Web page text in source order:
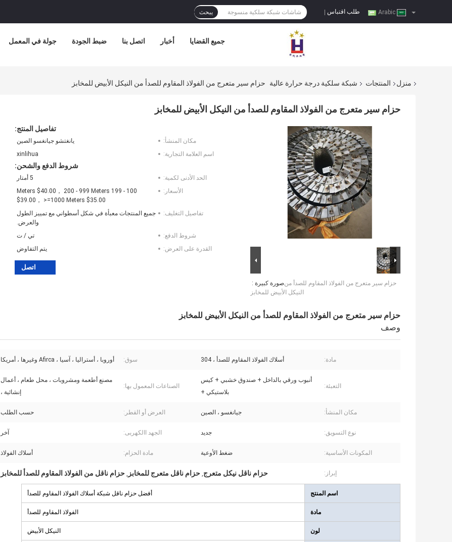
طلب اقتباس يبحث
جولة في المعمل ضبط الجودة اتصل بنا أخبار جميع القضايا
منزل المنتجات شبكة سلكية درجة حرارة عالية حزام سير متعرج من الفولاذ المقاوم للصدأ من النيكل الأبيض للمخابز
حزام سير متعرج من الفولاذ المقاوم للصدأ من النيكل الأبيض للمخابز
صورة كبيرة :حزام سير متعرج من الفولاذ المقاوم للصدأ من
النيكل الأبيض للمخابز
تفاصيل المنتج:
مكان المنشأ:
يانغتشو جيانغسو الصين
اسم العلامة التجارية:
xinlihua
شروط الدفع والشحن:
الحد الأدنى لكمية:
5 أمتار
الأسعار:
100 - 199 Meters $40.00， 200 - 999 Meters
$39.00， >=1000 Meters $35.00
تفاصيل التغليف:
جميع المنتجات معبأة في شكل أسطواني مع تمييز الطول
والعرض.
شروط الدفع:
تي / ت
القدرة على العرض:
يتم التفاوض
اتصل
حزام سير متعرج من الفولاذ المقاوم للصدأ من النيكل الأبيض للمخابز
وصف
مادة: أسلاك الفولاذ المقاوم للصدأ ، 304 سوق: أوروبا ، أستراليا ، آسيا ، Afirca وغيرها ، أمريكا
التعبئة:
أنبوب ورقي بالداخل + صندوق خشبي + كيس
بلاستيكي +
الصناعات المعمول بها:
مصنع أطعمة ومشروبات ، محل طعام ، أعمال
إنشائية ،
مكان المنشأ: جيانغسو ، الصين العرض أو القطر: حسب الطلب
نوع التسويق: جديد الجهد االكهربى: آخر
المكونات الأساسية: ضغط الأوعية مادة الحزام: أسلاك الفولاذ
إبراز: حزام ناقل نيكل متعرج, حزام ناقل متعرج للمخابز , حزام ناقل من الفولاذ المقاوم للصدأ للمخابز
اسم المنتج أفضل حزام ناقل شبكة أسلاك الفولاذ المقاوم للصدأ
مادة الفولاذ المقاوم للصدأ
لون النيكل الأبيض